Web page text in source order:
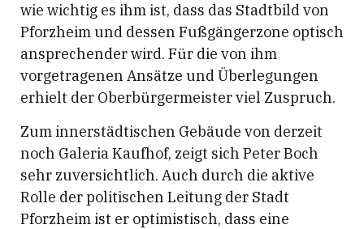
wie wichtig es ihm ist, dass das Stadtbild von
Pforzheim und dessen Fußgängerzone optisch
ansprechender wird. Für die von ihm
vorgetragenen Ansätze und Überlegungen
erhielt der Oberbürgermeister viel Zuspruch.
Zum innerstädtischen Gebäude von derzeit
noch Galeria Kaufhof, zeigt sich Peter Boch
sehr zuversichtlich. Auch durch die aktive
Rolle der politischen Leitung der Stadt
Pforzheim ist er optimistisch, dass eine